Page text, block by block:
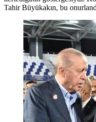
Tahir Büyükakın, bu